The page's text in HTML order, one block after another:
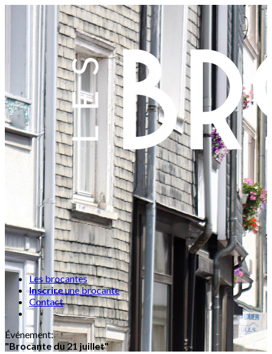
Les brocantes
Inscrireune brocante
Contact
Événement:
"Brocante du 21 juillet"